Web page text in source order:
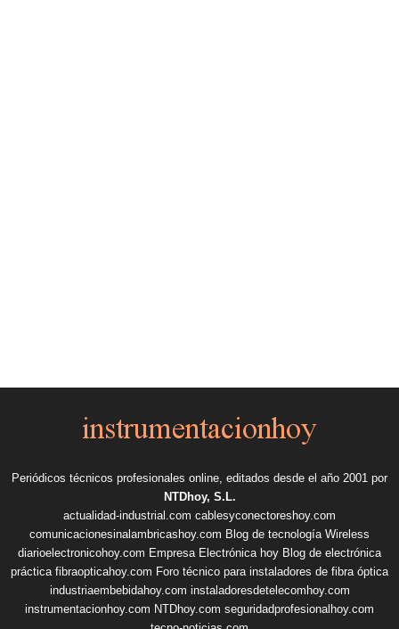
Periódicos técnicos profesionales online, editados desde el año 2001 por
NTDhoy, S.L.
actualidad-industrial.com cablesyconectoreshoy.com
comunicacionesinalambricashoy.com Blog de tecnología Wireless
diarioelectronicohoy.com Empresa Electrónica hoy Blog de electrónica
práctica fibraopticahoy.com Foro técnico para instaladores de fibra óptica
industriaembebidahoy.com instaladoresdetelecomhoy.com
instrumentacionhoy.com NTDhoy.com seguridadprofesionalhoy.com